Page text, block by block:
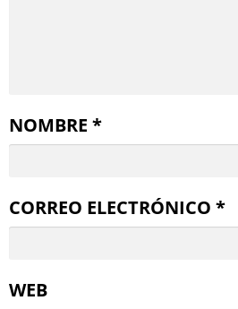
NOMBRE *
CORREO ELECTRÓNICO *
WEB